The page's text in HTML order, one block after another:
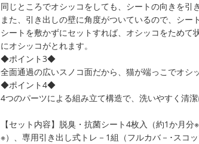
同じところでオシッコをしても、シートの向きを引
また、引き出しの壁に角度がついているので、シー
シートを敷かずにセットすれば、オシッコをため
にオシッコがとれます。
◆ポイント3◆
全面通過の広いスノコ面だから、猫が端っこでオシ
◆ポイント4◆
4つのパーツによる組み立て構造で、洗いやすく清潔
【セット内容】脱臭・抗菌シート4枚入（約1か月
※）、専用引き出し式トレ－1組（フルカバ－･スコッ